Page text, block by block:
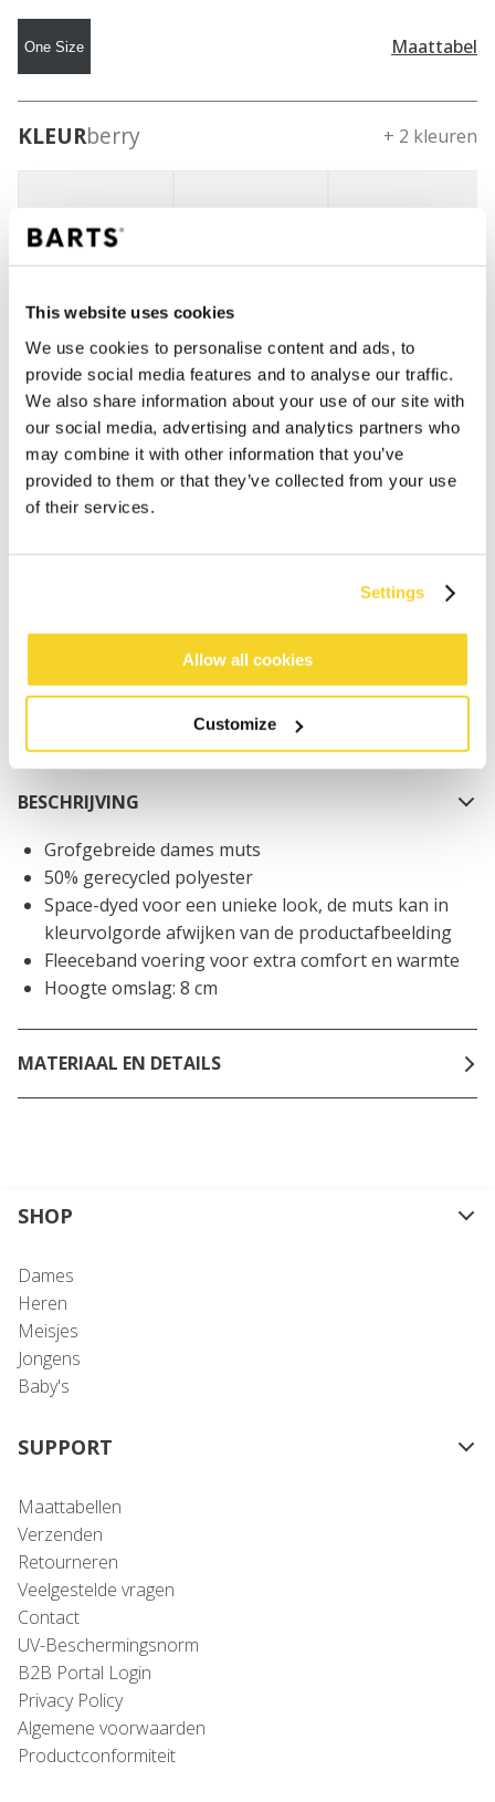
This website uses cookies
We use cookies to personalise content and ads, to
provide social media features and to analyse our traffic.
We also share information about your use of our site with
our social media, advertising and analytics partners who
may combine it with other information that you’ve
provided to them or that they’ve collected from your use
of their services.
Settings
Allow all cookies
Customize
One Size Maattabel
KLEURberry + 2 kleuren
Bestellingen die op werkdagen vóór 12:00 uur
Gratis verzending voor orders boven € 50,- binnen
Binnen 30 dagen retourneren
BESCHRIJVING
Grofgebreide dames muts
50% gerecycled polyester
Space-dyed voor een unieke look, de muts kan in
kleurvolgorde afwijken van de productafbeelding
Fleeceband voering voor extra comfort en warmte
Hoogte omslag: 8 cm
MATERIAAL EN DETAILS
SHOP
Dames
Heren
Meisjes
Jongens
Baby's
SUPPORT
Maattabellen
Verzenden
Retourneren
Veelgestelde vragen
Contact
UV-Beschermingsnorm
B2B Portal Login
Privacy Policy
Algemene voorwaarden
Productconformiteit